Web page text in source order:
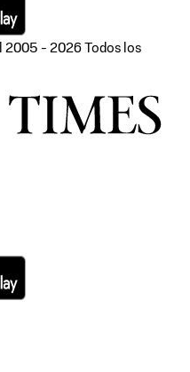
2005 - 2026 Todos los